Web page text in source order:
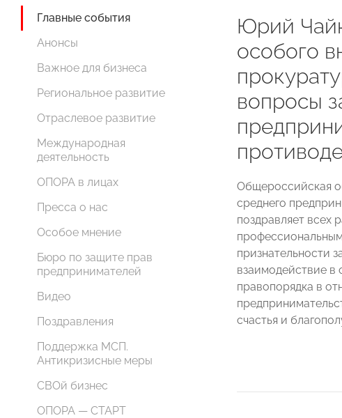
Главные события
Анонсы
Важное для бизнеса
Региональное развитие
Отраслевое развитие
Международная
деятельность
ОПОРА в лицах
Пресса о нас
Особое мнение
Бюро по защите прав
предпринимателей
Видео
Поздравления
Поддержка МСП.
Антикризисные меры
СВОй бизнес
ОПОРА — СТАРТ
Юрий
особого
вопросы
Общероссийская
среднего
поздравляет всех
признательности
взаимодействие в
правопорядка в
счастья и